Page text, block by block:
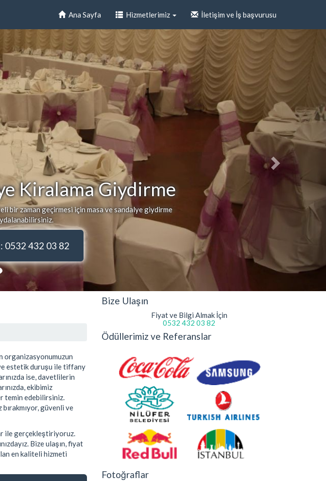
Ana Sayfa Hizmetlerimiz İletişim ve İş başvurusu
Kiralama Giydirme
bir zaman geçirmesi için masa ve sandalye giydirme
0532 432 03 82
organizasyonumuzun
estetik duruşu ile tiffany
ise, davetlilerin
ekibimiz
temin edebilirsiniz.
güvenli ve
ile gerçekleştiriyoruz.
Bize ulaşın, fiyat
en kaliteli hizmeti
Bize Ulaşın
Fiyat ve Bilgi Almak İçin
0532 432 03 82
Ödüllerimiz ve Referanslar
Fotoğraflar